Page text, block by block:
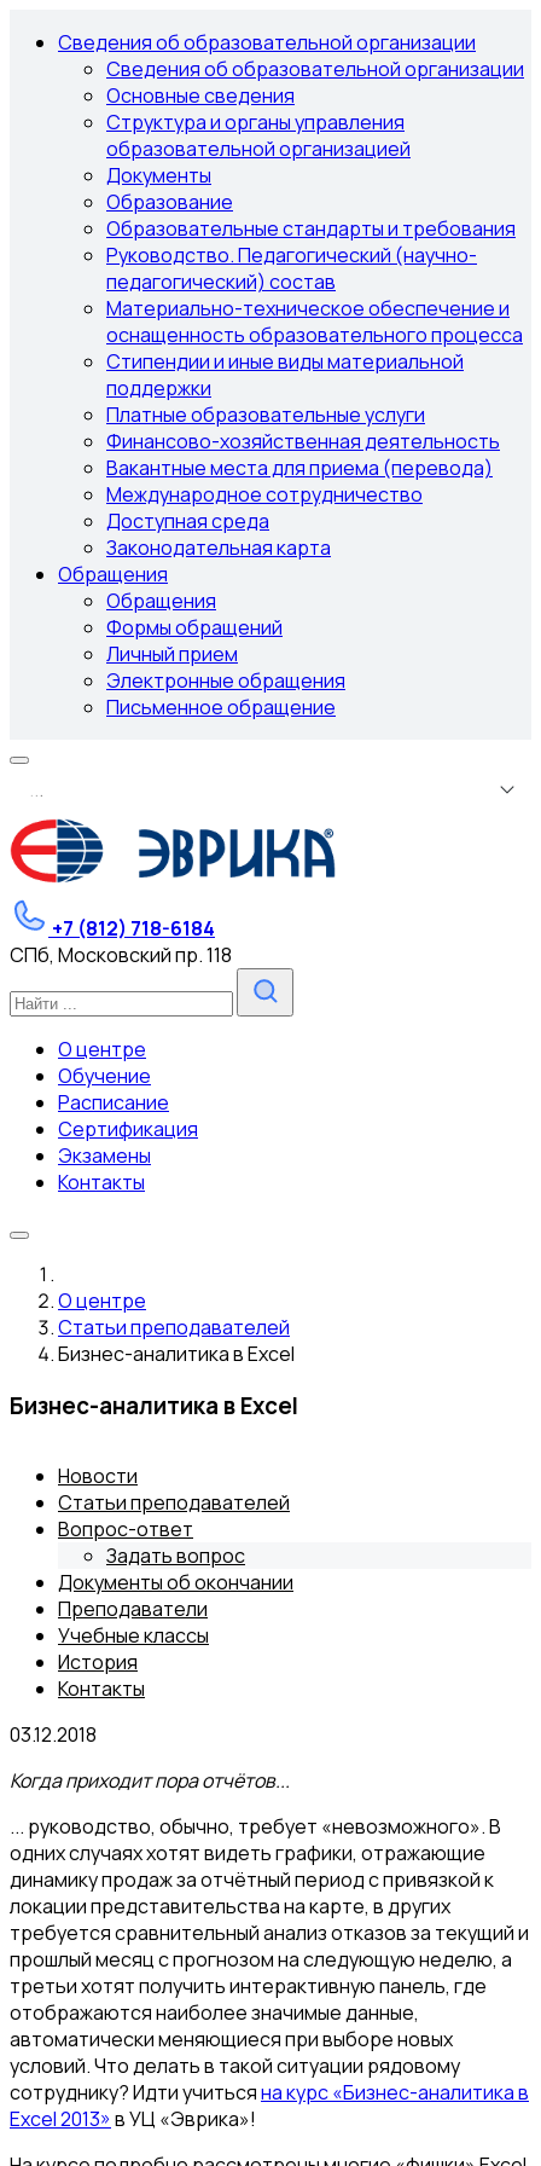
Сведения об образовательной организации
Сведения об образовательной организации
Основные сведения
Структура и органы управления
образовательной организацией
Документы
Образование
Образовательные стандарты и требования
Руководство. Педагогический (научно-
педагогический) состав
Материально-техническое обеспечение и
оснащенность образовательного процесса
Стипендии и иные виды материальной
поддержки
Платные образовательные услуги
Финансово-хозяйственная деятельность
Вакантные места для приема (перевода)
Международное сотрудничество
Доступная среда
Законодательная карта
Обращения
Обращения
Формы обращений
Личный прием
Электронные обращения
Письменное обращение
...
+7 (812) 718-6184
СПб, Московский пр. 118
О центре
Обучение
Расписание
Сертификация
Экзамены
Контакты
О центре
Статьи преподавателей
Бизнес-аналитика в Excel
Бизнес-аналитика в Excel
Новости
Статьи преподавателей
Вопрос-ответ
Задать вопрос
Документы об окончании
Преподаватели
Учебные классы
История
Контакты
03.12.2018
Когда приходит пора отчётов...
... руководство, обычно, требует «невозможного». В
одних случаях хотят видеть графики, отражающие
динамику продаж за отчётный период с привязкой к
локации представительства на карте, в других
требуется сравнительный анализ отказов за текущий и
прошлый месяц с прогнозом на следующую неделю, а
третьи хотят получить интерактивную панель, где
отображаются наиболее значимые данные,
автоматически меняющиеся при выборе новых
условий. Что делать в такой ситуации рядовому
сотруднику? Идти учитьсяна курс «Бизнес-аналитика в
Excel 2013»в УЦ «Эврика»!